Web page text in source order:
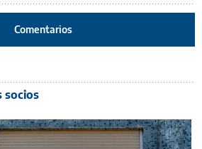
Comentarios
socios